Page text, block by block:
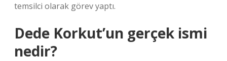
temsilci olarak görev yaptı.
Dede Korkut’un gerçek ismi
nedir?